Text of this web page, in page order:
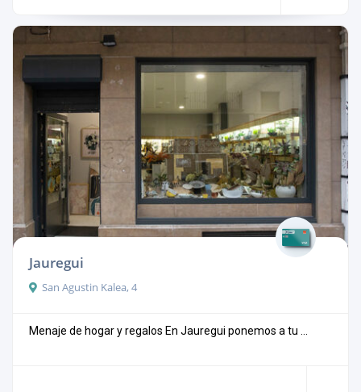
Jauregui
San Agustin Kalea, 4
Menaje de hogar y regalos En Jauregui ponemos a tu ...